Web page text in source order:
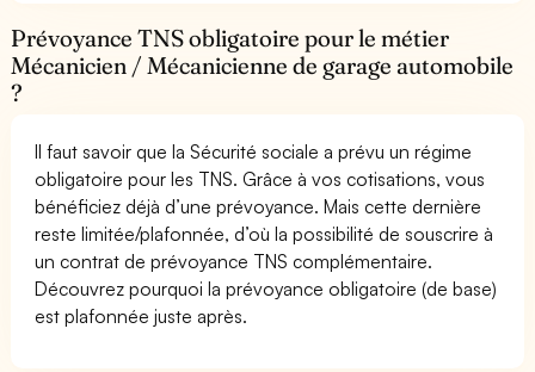
Prévoyance TNS obligatoire pour le métier
Mécanicien / Mécanicienne de garage automobile
?
Il faut savoir que la Sécurité sociale a prévu un régime
obligatoire pour les TNS. Grâce à vos cotisations, vous
bénéficiez déjà d’une prévoyance. Mais cette dernière
reste limitée/plafonnée, d’où la possibilité de souscrire à
un contrat de prévoyance TNS complémentaire.
Découvrez pourquoi la prévoyance obligatoire (de base)
est plafonnée juste après.